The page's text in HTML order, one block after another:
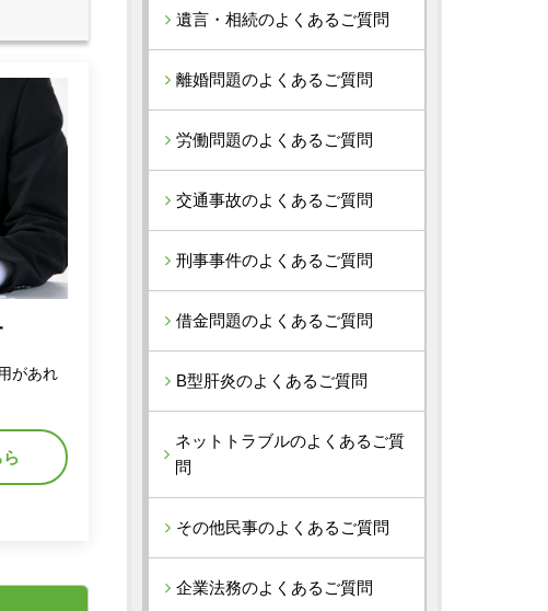
があれ
遺言・相続のよくあるご質問
離婚問題のよくあるご質問
労働問題のよくあるご質問
交通事故のよくあるご質問
刑事事件のよくあるご質問
借金問題のよくあるご質問
B型肝炎のよくあるご質問
ネットトラブルのよくあるご質
問
その他民事のよくあるご質問
企業法務のよくあるご質問